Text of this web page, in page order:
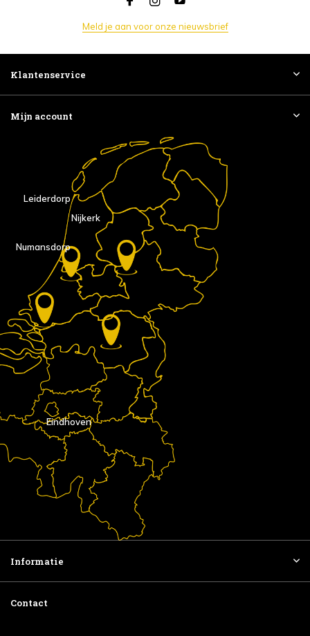
Meld je aan voor onze nieuwsbrief
Klantenservice
Mijn account
Eindhoven
Nijkerk
Numansdorp
Leiderdorp
Informatie
Contact